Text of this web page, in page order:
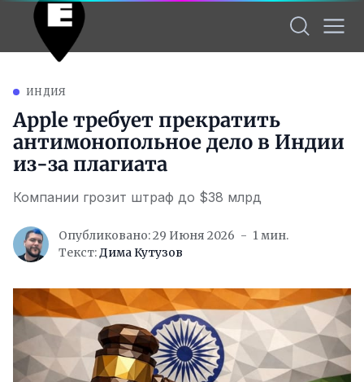
ИНДИЯ
Apple требует прекратить
антимонопольное дело в Индии
из-за плагиата
Компании грозит штраф до $38 млрд
Опубликовано: 29 Июня 2026
1 мин.
Текст:Дима Кутузов